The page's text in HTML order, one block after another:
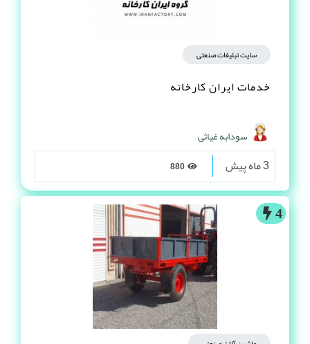
سایت تبلیغات صنعتی
خدمات ایران کارخانه
سودابه غیاثی
3 ماه پیش
4